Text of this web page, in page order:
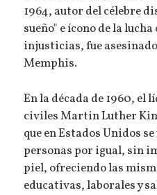
1964, autor del célebre
sueño" e ícono de la
injusticias, fue
Memphis.
En la década de 1960, el
civiles Martin Luther
que enEstados Unidos
personas por igual, sin
piel, ofreciendo las
educativas, laborales y